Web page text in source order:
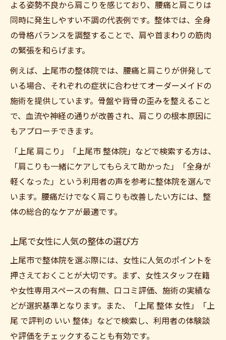
よる姿勢不良から肩こりを感じており、腰痛と肩こりは
同時に発生しやすい不調の代表例です。整体では、全身
の骨格バランスを調整することで、肩や首まわりの筋肉
の緊張を和らげます。
例えば、上尾市の整体院では、腰痛と肩こりが併発して
いる場合、それぞれの症状に合わせてオーダーメイドの
施術を提供しています。骨盤や背骨の歪みを整えること
で、血流や神経の通りが改善され、肩こりの根本原因に
もアプローチできます。
「上尾 肩こり」「上尾市 整体院」などで検索する方は、
「肩こりも一緒にケアしてもらえて助かった」「全身が
軽くなった」という利用者の声を参考に整体院を選んで
います。腰痛だけでなく肩こりも改善したい方には、整
体の総合的なケアが最適です。
上尾で女性に人気の整体の選び方
上尾市で整体院を選ぶ際には、女性に人気のポイントを
押さえておくことが大切です。まず、女性スタッフ在籍
や女性専用スペースの有無、口コミ評価、施術の実績な
どが選択基準となります。また、「上尾 整体 女性」「上
尾 で評判の いい 整体」などで検索し、利用者の体験談
や評価をチェックすることも有効です。